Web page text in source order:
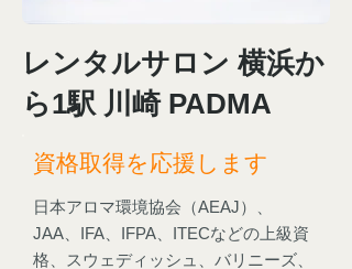
レンタルサロン 横浜か
ら1駅 川崎 PADMA
資格取得を応援します
日本アロマ環境協会（AEAJ）、
JAA、IFA、IFPA、ITECなどの上級資
格、スウェディッシュ、バリニーズ、